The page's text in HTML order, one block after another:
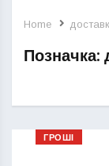
Home
Позначка:
ГРОШІ